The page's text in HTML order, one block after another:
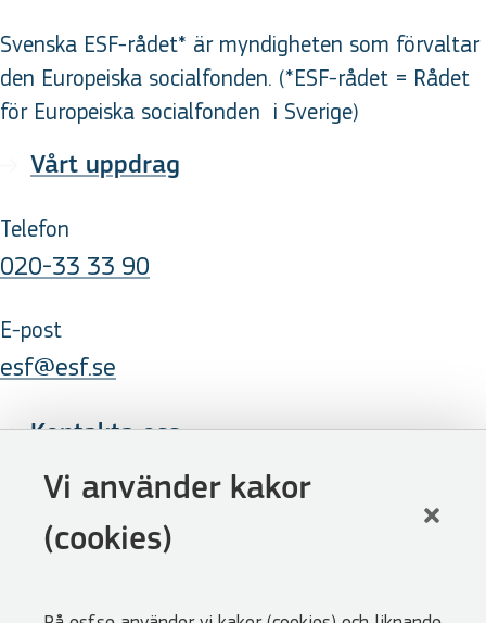
Vi använder kakor
(cookies)
Svenska ESF-rådet* är myndigheten som förvaltar
den Europeiska socialfonden. (*ESF-rådet = Rådet
för Europeiska socialfonden i Sverige)
Vårt uppdrag
Telefon
020-33 33 90
E-post
esf@esf.se
Kontakta oss
Följ oss
LinkedIn